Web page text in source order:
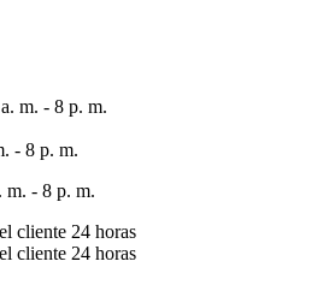
m. - 8 p. m.
- 8 p. m.
m. - 8 p. m.
cliente 24 horas
cliente 24 horas